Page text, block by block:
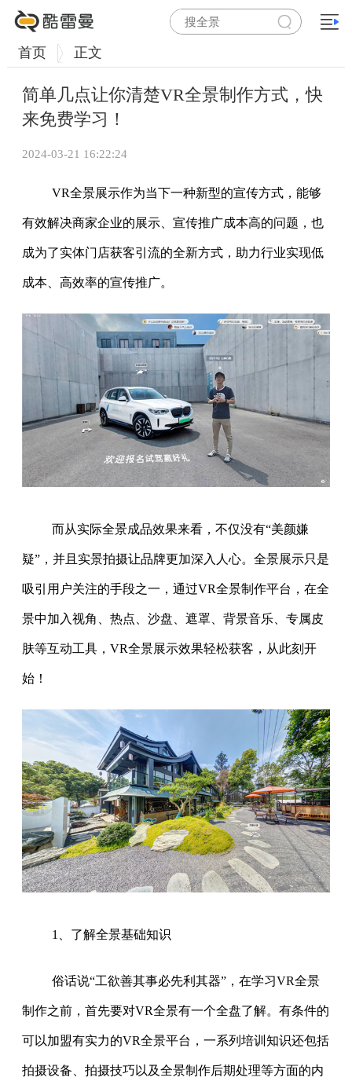
首页 正文
简单几点让你清楚VR全景制作方式，快
来免费学习！
2024-03-21 16:22:24
VR全景展示作为当下一种新型的宣传方式，能够
有效解决商家企业的展示、宣传推广成本高的问题，也
成为了实体门店获客引流的全新方式，助力行业实现低
成本、高效率的宣传推广。
而从实际全景成品效果来看，不仅没有“美颜嫌
疑”，并且实景拍摄让品牌更加深入人心。全景展示只是
吸引用户关注的手段之一，通过VR全景制作平台，在全
景中加入视角、热点、沙盘、遮罩、背景音乐、专属皮
肤等互动工具，VR全景展示效果轻松获客，从此刻开
始！
1、了解全景基础知识
俗话说“工欲善其事必先利其器”，在学习VR全景
制作之前，首先要对VR全景有一个全盘了解。有条件的
可以加盟有实力的VR全景平台，一系列培训知识还包括
拍摄设备、拍摄技巧以及全景制作后期处理等方面的内